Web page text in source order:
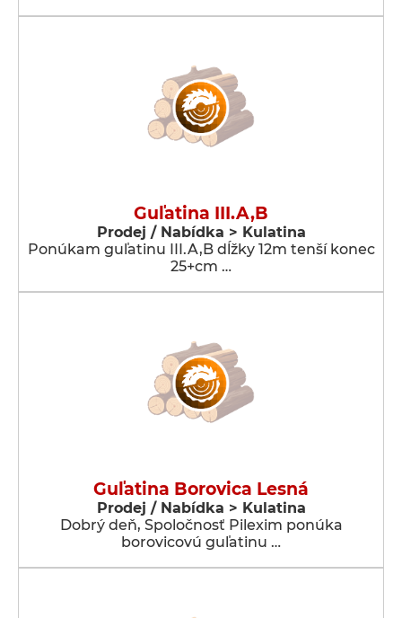
Guľatina III.A,B
Prodej / Nabídka > Kulatina
Ponúkam guľatinu III.A,B dĺžky 12m tenší konec
25+cm …
Guľatina Borovica Lesná
Prodej / Nabídka > Kulatina
Dobrý deň, Spoločnosť Pilexim ponúka
borovicovú guľatinu …